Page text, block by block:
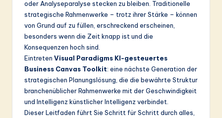
in
A
&
S
oder Analyseparalyse stecken zu bleiben. Traditionelle
strategische Rahmenwerke – trotz ihrer Stärke – können
von Grund auf zu füllen, erschreckend erscheinen,
besonders wenn die Zeit knapp ist und die
Konsequenzen hoch sind.
Eintreten Visual Paradigms KI-gesteuertes
Business Canvas Toolkit: eine nächste Generation der
strategischen Planungslösung, die die bewährte Struktur
branchenüblicher Rahmenwerke mit der Geschwindigkeit
und Intelligenz künstlicher Intelligenz verbindet.
Dieser Leitfaden führt Sie Schritt für Schritt durch alles,